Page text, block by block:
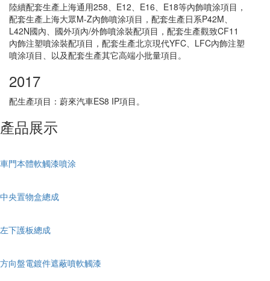
陸續配套生產上海通用258、E12、E16、E18等內飾噴涂項目，
配套生產上海大眾M-Z內飾噴涂項目，配套生產日系P42M、
L42N國內、國外項內/外飾噴涂裝配項目，配套生產觀致CF11
內飾注塑噴涂裝配項目，配套生產北京現代YFC、LFC內飾注塑
噴涂項目、以及配套生產其它高端小批量項目。
2017
配生產項目：蔚來汽車ES8 IP項目。
產品展示
車門本體軟觸漆噴涂
中央置物盒總成
左下護板總成
方向盤電鍍件遮蔽噴軟觸漆